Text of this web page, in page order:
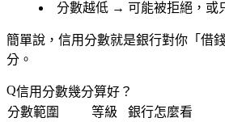
分數越低 → 可能被拒絕，或
簡單說，信用分數就是銀行對你「借
分。
信用分數幾分算好？
分數範圍
等級
銀行怎麼看